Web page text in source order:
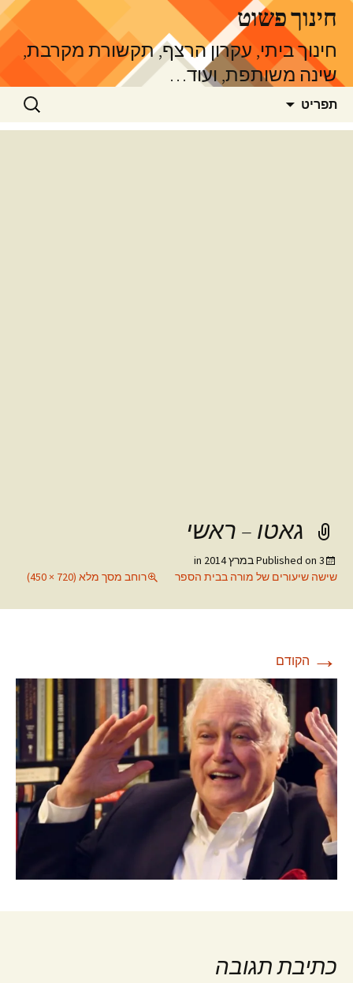
לדלג
לתוכןחינוך פשוט
חינוך ביתי, עקרון הרצף, תקשורת מקרבת,
שינה משותפת, ועוד…
תפריט חיפוש:
גאטו – ראשי
Published on 3 במרץ 2014
שישה שיעורים של מורה בבית הספר
רוחב מסך מלא (720 × 450)
→ הקודם
כתיבת תגובה